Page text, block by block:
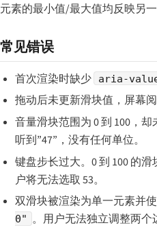
元素的最小值/最大值均反映另一
常见错误
首次渲染时缺少 aria-
拖动后未更新滑块值，屏幕
音量滑块范围为 0 到 100，却
听到”47”，没有任何单位。
键盘步长过大。0 到 100 的
户将无法选取 53。
双滑块被渲染为单一元素并
0" 。用户无法独立调整两个